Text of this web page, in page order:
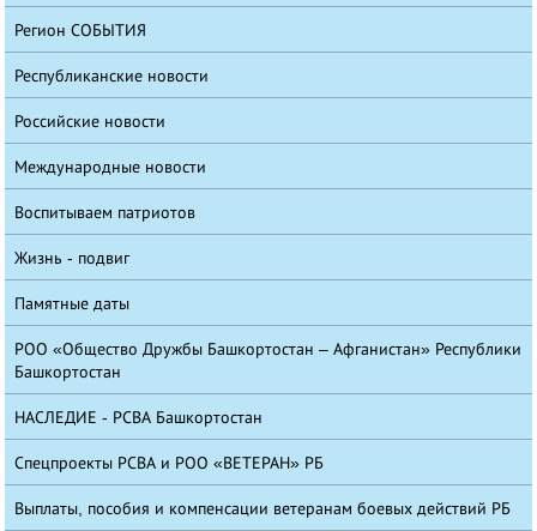
Регион СОБЫТИЯ
Республиканские новости
Российские новости
Международные новости
Воспитываем патриотов
Жизнь - подвиг
Памятные даты
РОО «Общество Дружбы Башкортостан – Афганистан» Республики
Башкортостан
НАСЛЕДИЕ - РСВА Башкортостан
Спецпроекты РСВА и РОО «ВЕТЕРАН» РБ
Выплаты, пособия и компенсации ветеранам боевых действий РБ